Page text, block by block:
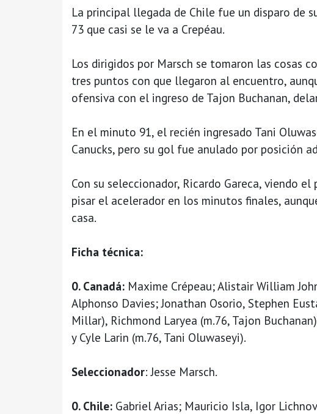
La principal llegada de Chile fue un disparo de
73 que casi se le va a Crepéau.
Los dirigidos por Marsch se tomaron las cosas
tres puntos con que llegaron al encuentro,
ofensiva con el ingreso de Tajon Buchanan,
En el minuto 91, el recién ingresado Tani
Canucks, pero su gol fue anulado por posición
Con su seleccionador, Ricardo Gareca, viendo
pisar el acelerador en los minutos finales,
casa.
Ficha técnica:
0. Canadá: Maxime Crépeau; Alistair William
Alphonso Davies; Jonathan Osorio, Stephen
Millar), Richmond Laryea (m.76, Tajon
y Cyle Larin (m.76, Tani Oluwaseyi).
Seleccionador: Jesse Marsch.
0. Chile: Gabriel Arias; Mauricio Isla, Igor